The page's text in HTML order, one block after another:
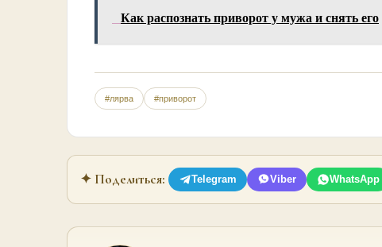
Как распознать приворот у мужа и снять его
#лярва #приворот
✦ Поделиться: Telegram Viber WhatsApp